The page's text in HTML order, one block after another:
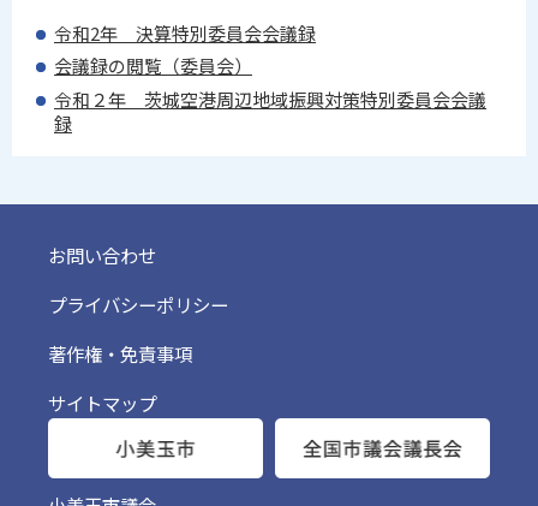
令和2年 決算特別委員会会議録
会議録の閲覧（委員会）
令和２年 茨城空港周辺地域振興対策特別委員会会議
録
お問い合わせ
プライバシーポリシー
著作権・免責事項
サイトマップ